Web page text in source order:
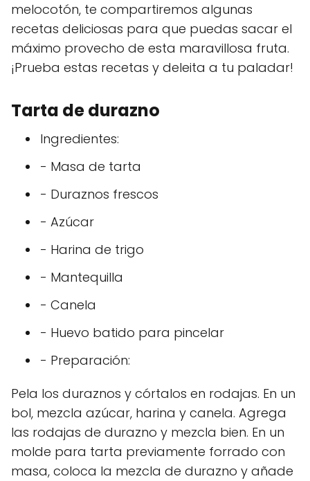
melocotón, te compartiremos algunas
recetas deliciosas para que puedas sacar el
máximo provecho de esta maravillosa fruta.
¡Prueba estas recetas y deleita a tu paladar!
Tarta de durazno
Ingredientes:
- Masa de tarta
- Duraznos frescos
- Azúcar
- Harina de trigo
- Mantequilla
- Canela
- Huevo batido para pincelar
- Preparación:
Pela los duraznos y córtalos en rodajas. En un
bol, mezcla azúcar, harina y canela. Agrega
las rodajas de durazno y mezcla bien. En un
molde para tarta previamente forrado con
masa, coloca la mezcla de durazno y añade